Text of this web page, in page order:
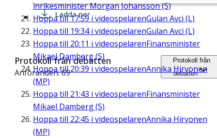
inrikesminister Morgan Johansson (S)
Hoppa till17:59 i videospelarenGulan Avci (L)
Hoppa till 19:34i videospelarenGulan Avci (L)
Hoppa till 20:11 i videospelarenFinansminister
Mikael Damberg (S)
Hoppa till20:39 i videospelarenAnnika Hirvonen
(MP)
Hoppa till 21:43 i videospelarenFinansminister
Mikael Damberg (S)
Hoppa till 22:45 i videospelarenAnnika Hirvonen
(MP)
Ladda ner
Protokoll från debatten
Anföranden: 69
Protokoll från
debatten